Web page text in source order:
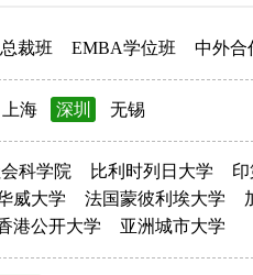
裁班 EMBA学位班 中外合
上海 深圳 无锡
科学院 比利时列日大学
威大学 法国蒙彼利埃大学
港公开大学 亚洲城市大学